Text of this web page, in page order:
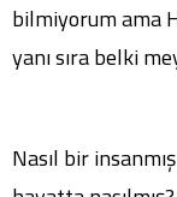
bilmiyorum ama
yanı sıra belki
Nasıl bir